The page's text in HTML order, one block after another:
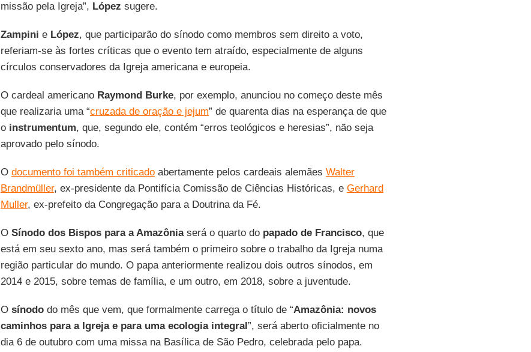
missão pela Igreja”, López sugere.
Zampini e López, que participarão do sínodo como membros sem direito a voto,
referiam-se às fortes críticas que o evento tem atraído, especialmente de alguns
círculos conservadores da Igreja americana e europeia.
O cardeal americano Raymond Burke, por exemplo, anunciou no começo deste mês
que realizaria uma “cruzada de oração e jejum” de quarenta dias na esperança de que
o instrumentum, que, segundo ele, contém “erros teológicos e heresias”, não seja
aprovado pelo sínodo.
O documento foi também criticadoabertamente pelos cardeais alemães Walter
Brandmüller, ex-presidente da Pontifícia Comissão de Ciências Históricas, e Gerhard
Muller, ex-prefeito da Congregação para a Doutrina da Fé.
O Sínodo dos Bispos para a Amazôniaserá o quarto do papado de Francisco, que
está em seu sexto ano, mas será também o primeiro sobre o trabalho da Igreja numa
região particular do mundo. O papa anteriormente realizou dois outros sínodos, em
2014 e 2015, sobre temas de família, e um outro, em 2018, sobre a juventude.
O sínododo mês que vem, que formalmente carrega o título de “Amazônia: novos
caminhos para a Igreja e para uma ecologia integral”, será aberto oficialmente no
dia 6 de outubro com uma missa na Basílica de São Pedro, celebrada pelo papa.